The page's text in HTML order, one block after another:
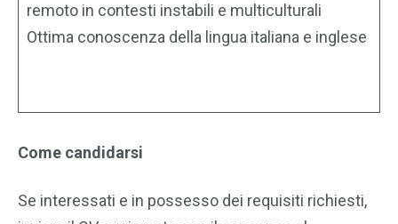
remoto in contesti instabili e multiculturali
Ottima conoscenza della lingua italiana e inglese
Come candidarsi
Se interessati e in possesso dei requisiti richiesti,